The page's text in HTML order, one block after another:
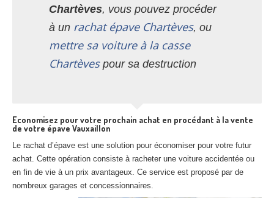
Chartèves, vous pouvez procéder
à un rachat épave Chartèves, ou
mettre sa voiture à la casse
Chartèvespour sa destruction
Economisez pour votre prochain achat en procédant à la vente
de votre épave Vauxaillon
Le rachat d’épave est une solution pour économiser pour votre futur
achat. Cette opération consiste à racheter une voiture accidentée ou
en fin de vie à un prix avantageux. Ce service est proposé par de
nombreux garages et concessionnaires.